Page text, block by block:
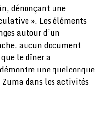
dénonçant une
». Les éléments
autour d’un
aucun document
le dîner a
une quelconque
dans les activités